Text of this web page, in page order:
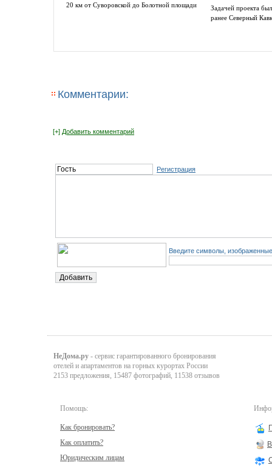
20 км от Суворовской до Болотной площади
Задачей проекта
ранее Северный
Комментарии:
[+] Добавить комментарий
Регистрация
Введите символы,
НеДома.ру - сервис гарантированного бронирования
отелей и апартаментов на горных курортах России
2153 предложения, 15487 фотографий, 11538 отзывов
Помощь:
Как бронировать?
Как оплатить?
Юридическим лицам